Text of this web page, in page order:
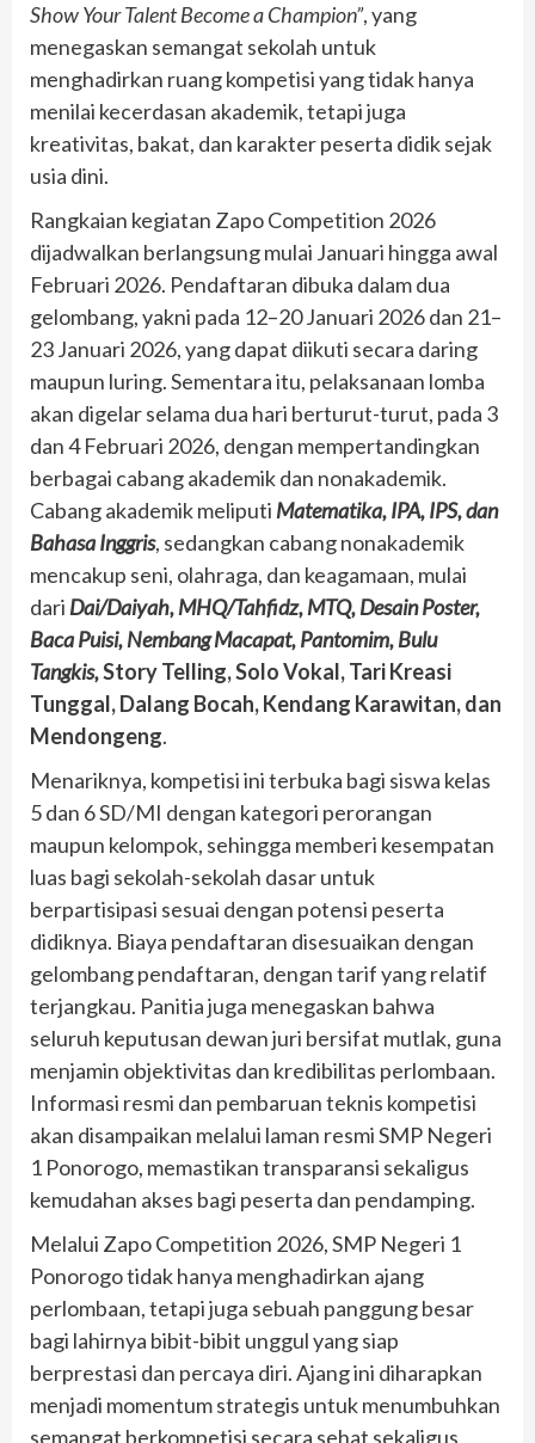
Show Your Talent Become a Champion”, yang
menegaskan semangat sekolah untuk
menghadirkan ruang kompetisi yang tidak hanya
menilai kecerdasan akademik, tetapi juga
kreativitas, bakat, dan karakter peserta didik sejak
usia dini.
Rangkaian kegiatan Zapo Competition 2026
dijadwalkan berlangsung mulai Januari hingga awal
Februari 2026. Pendaftaran dibuka dalam dua
gelombang, yakni pada 12–20 Januari 2026 dan 21–
23 Januari 2026, yang dapat diikuti secara daring
maupun luring. Sementara itu, pelaksanaan lomba
akan digelar selama dua hari berturut-turut, pada 3
dan 4 Februari 2026, dengan mempertandingkan
berbagai cabang akademik dan nonakademik.
Cabang akademik meliputi Matematika, IPA, IPS, dan
Bahasa Inggris, sedangkan cabang nonakademik
mencakup seni, olahraga, dan keagamaan, mulai
dari Dai/Daiyah, MHQ/Tahfidz, MTQ, Desain Poster,
Baca Puisi, Nembang Macapat, Pantomim, Bulu
Tangkis,Story Telling, Solo Vokal, Tari Kreasi
Tunggal, Dalang Bocah, Kendang Karawitan, dan
Mendongeng.
Menariknya, kompetisi ini terbuka bagi siswa kelas
5 dan 6 SD/MI dengan kategori perorangan
maupun kelompok, sehingga memberi kesempatan
luas bagi sekolah-sekolah dasar untuk
berpartisipasi sesuai dengan potensi peserta
didiknya. Biaya pendaftaran disesuaikan dengan
gelombang pendaftaran, dengan tarif yang relatif
terjangkau. Panitia juga menegaskan bahwa
seluruh keputusan dewan juri bersifat mutlak, guna
menjamin objektivitas dan kredibilitas perlombaan.
Informasi resmi dan pembaruan teknis kompetisi
akan disampaikan melalui laman resmi SMP Negeri
1 Ponorogo, memastikan transparansi sekaligus
kemudahan akses bagi peserta dan pendamping.
Melalui Zapo Competition 2026, SMP Negeri 1
Ponorogo tidak hanya menghadirkan ajang
perlombaan, tetapi juga sebuah panggung besar
bagi lahirnya bibit-bibit unggul yang siap
berprestasi dan percaya diri. Ajang ini diharapkan
menjadi momentum strategis untuk menumbuhkan
semangat berkompetisi secara sehat sekaligus